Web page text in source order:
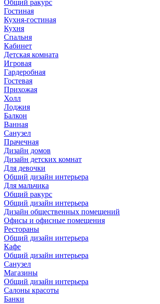
Общий ракурс
Гостиная
Кухня-гостиная
Кухня
Спальня
Кабинет
Детская комната
Игровая
Гардеробная
Гостевая
Прихожая
Холл
Лоджия
Балкон
Ванная
Санузел
Прачечная
Дизайн домов
Дизайн детских комнат
Для девочки
Общий дизайн интерьера
Для мальчика
Общий ракурс
Общий дизайн интерьера
Дизайн общественных помещений
Офисы и офисные помещения
Рестораны
Общий дизайн интерьера
Кафе
Общий дизайн интерьера
Санузел
Магазины
Общий дизайн интерьера
Салоны красоты
Банки